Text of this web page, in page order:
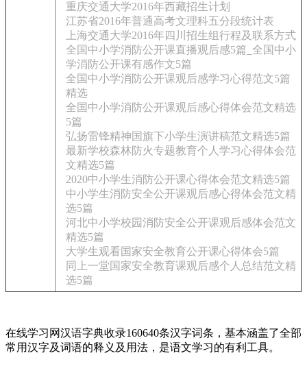
重庆交通大学2016年西藏招生计划
江苏省2016年普通高考文理科五分段统计表
上海交通大学2016年四川招生组行程及联系方式
全国中小学消防公开课直播观后感5篇_全国中小
学消防公开课有感作文5篇
全国中小学消防公开课观后感学习心得范文5篇
精选
全国中小学消防公开课观后感心得体会范文精选
5篇
弘扬雷锋精神国旗下小学生演讲稿范文精选5篇
最新学校森林防火专题教育个人学习心得体会范
文精选5篇
2020中小学生消防公开课心得体会范文精选5篇
中小学生消防安全公开课观后感心得体会范文精
选5篇
河北中小学校园消防安全公开课观后感体会范文
精选5篇
大学生观看国家安全教育公开课心得体会5篇
同上一堂国家安全教育课观后感个人总结范文精
选5篇
在线学习网汉语字典收录160640条汉字词条，基本涵盖了全部
常用汉字及词语的释义及用法，是语文学习的有利工具。